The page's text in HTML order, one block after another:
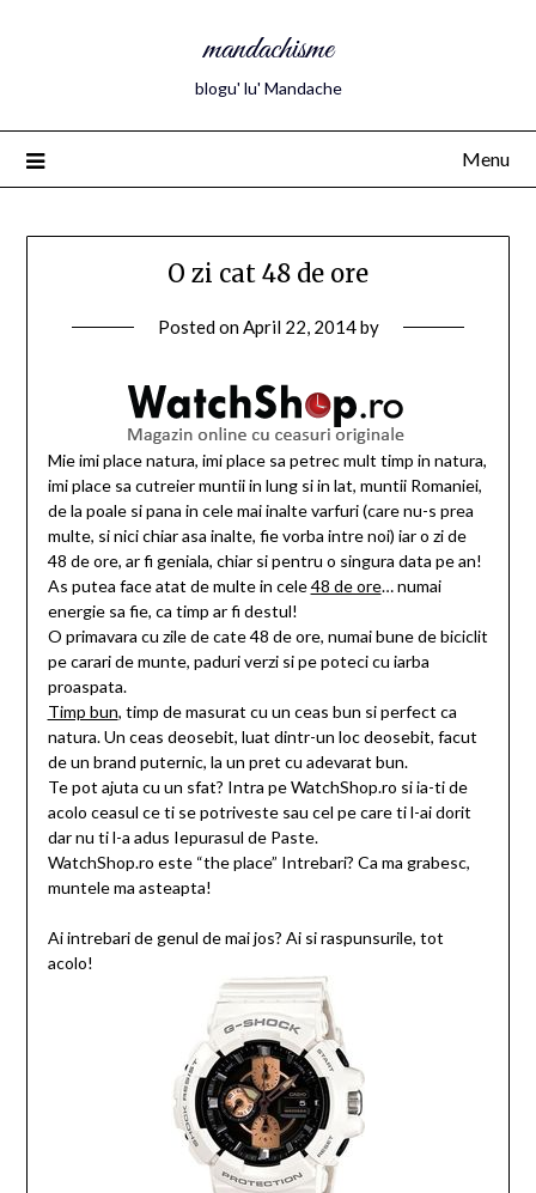
mandachisme
blogu' lu' Mandache
Menu
O zi cat 48 de ore
Posted onApril 22, 2014by
Mie imi place natura, imi place sa petrec mult timp in natura,
imi place sa cutreier muntii in lung si in lat, muntii Romaniei,
de la poale si pana in cele mai inalte varfuri (care nu-s prea
multe, si nici chiar asa inalte, fie vorba intre noi) iar o zi de
48 de ore, ar fi geniala, chiar si pentru o singura data pe an!
As putea face atat de multe in cele48 de ore… numai
energie sa fie, ca timp ar fi destul!
O primavara cu zile de cate 48 de ore, numai bune de biciclit
pe carari de munte, paduri verzi si pe poteci cu iarba
proaspata.
Timp bun, timp de masurat cu un ceas bun si perfect ca
natura. Un ceas deosebit, luat dintr-un loc deosebit, facut
de un brand puternic, la un pret cu adevarat bun.
Te pot ajuta cu un sfat? Intra pe WatchShop.ro si ia-ti de
acolo ceasul ce ti se potriveste sau cel pe care ti l-ai dorit
dar nu ti l-a adus Iepurasul de Paste.
WatchShop.ro este “the place” Intrebari? Ca ma grabesc,
muntele ma asteapta!
Ai intrebari de genul de mai jos? Ai si raspunsurile, tot
acolo!